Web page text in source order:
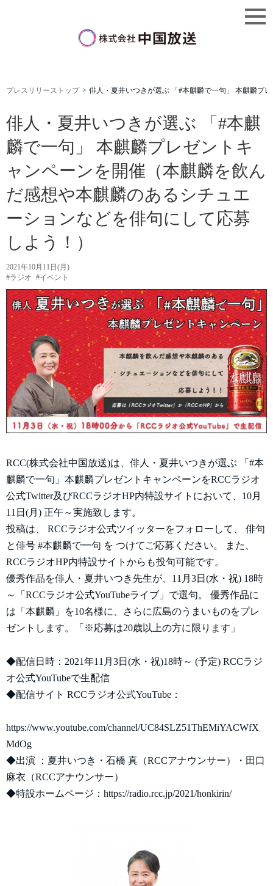
プレスリリーストップ 俳人・夏井いつきが選ぶ 「#本麒麟で一句」 本麒麟プ
俳人・夏井いつきが選ぶ 「#本麒
麟で一句」 本麒麟プレゼントキ
ャンペーンを開催（本麒麟を飲ん
だ感想や本麒麟のあるシチュエ
ーションなどを俳句にして応募
しよう！）
2021年10月11日(月)
#ラジオ #イベント
RCC(株式会社中国放送)は、俳人・夏井いつきが選ぶ 「#本
麒麟で一句」本麒麟プレゼントキャンペーンをRCCラジオ
公式Twitter及びRCCラジオHP内特設サイトにおいて、10月
11日(月) 正午～実施致します。
投稿は、 RCCラジオ公式ツイッターをフォローして、 俳句
と俳号 #本麒麟で⼀句 を つけてご応募ください。 また、
RCCラジオHP内特設サイトからも投句可能です。
優秀作品を俳人・夏井いつき先生が、11月3日(水・祝) 18時
～「RCCラジオ公式YouTubeライブ」で選句。 優秀作品に
は「本麒麟」を10名様に、さらに広島のうまいものをプレ
ゼントします。「※応募は20歳以上の方に限ります」
◆配信日時：2021年11月3日(水・祝)18時～ (予定) RCCラジ
オ公式YouTubeで生配信
◆配信サイト RCCラジオ公式YouTube：
https://www.youtube.com/channel/UC84SLZ51ThEMiYACWfX
MdOg
◆出演 ：夏井いつき・石橋 真（RCCアナウンサー）・田口
麻衣（RCCアナウンサー）
◆特設ホームページ：https://radio.rcc.jp/2021/honkirin/